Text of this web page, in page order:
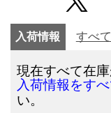
入荷情報 すべ
現在すべて在庫
入荷情報をす
い。